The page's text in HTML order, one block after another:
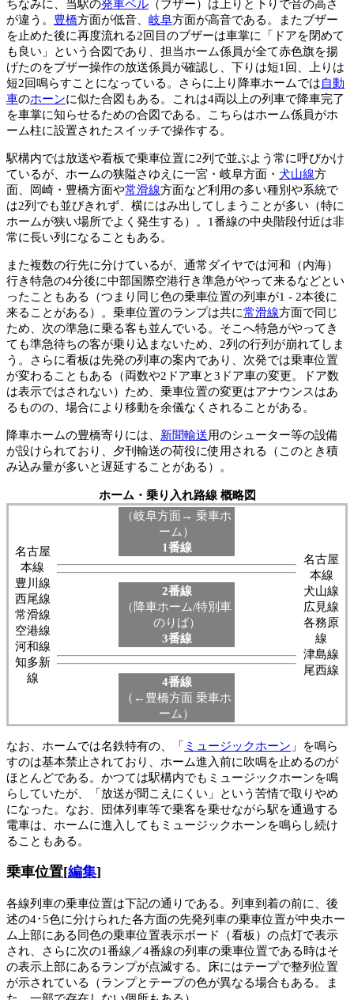
ちなみに、当駅の発車ベル （ブザー）は上りと下りで音の高さ
が違う。 豊橋方面が低音、 岐阜方面が高音である。またブザー
を止めた後に再度流れる2回目のブザーは車掌に「ドアを閉めて
も良い」という合図であり、担当ホーム係員が全て赤色旗を揚
げたのをブザー操作の放送係員が確認し、下りは短1回、上りは
短2回鳴らすことになっている。さらに上り降車ホームでは自動
車のホーンに似た合図もある。これは4両以上の列車で降車完了
を車掌に知らせるための合図である。こちらはホーム係員がホ
ーム柱に設置されたスイッチで操作する。
駅構内では放送や看板で乗車位置に2列で並ぶよう常に呼びかけ
ているが、ホームの狭隘さゆえに一宮・岐阜方面・ 犬山線方
面、岡崎・豊橋方面や常滑線方面など利用の多い種別や系統で
は2列でも並びきれず、横にはみ出してしまうことが多い（特に
ホームが狭い場所でよく発生する）。1番線の中央階段付近は非
常に長い列になることもある。
また複数の行先に分けているが、通常ダイヤでは河和（内海）
行き特急の4分後に中部国際空港行き準急がやって来るなどとい
ったこともある（つまり同じ色の乗車位置の列車が1 - 2本後に
来ることがある）。乗車位置のランプは共に常滑線方面で同じ
ため、次の準急に乗る客も並んでいる。そこへ特急がやってき
ても準急待ちの客が乗り込まないため、2列の行列が崩れてしま
う。さらに看板は先発の列車の案内であり、次発では乗車位置
が変わることもある（両数や2ドア車と3ドア車の変更。ドア数
は表示ではされない）ため、乗車位置の変更はアナウンスはあ
るものの、場合により移動を余儀なくされることがある。
降車ホームの豊橋寄りには、 新聞輸送用のシューター等の設備
が設けられており、夕刊輸送の荷役に使用される（このとき積
み込み量が多いと遅延することがある）。
ホーム・乗り入れ路線 概略図
名古屋
本線
豊川線
西尾線
常滑線
空港線
河和線
知多新
線
（岐阜方面→ 乗車ホ
ーム）
1番線
名古屋
本線
犬山線
広見線
各務原
線
津島線
尾西線
2番線
（降車ホーム/特別車
のりば）
3番線
4番線
（←豊橋方面 乗車ホ
ーム）
なお、ホームでは名鉄特有の、「 ミュージックホーン 」を鳴ら
すのは基本禁止されており、ホーム進入前に吹鳴を止めるのが
ほとんどである。かつては駅構内でもミュージックホーンを鳴
らしていたが、「放送が聞こえにくい」という苦情で取りやめ
になった。なお、団体列車等で乗客を乗せながら駅を通過する
電車は、ホームに進入してもミュージックホーンを鳴らし続け
ることもある。
乗車位置[編集]
各線列車の乗車位置は下記の通りである。列車到着の前に、後
述の4･5色に分けられた各方面の先発列車の乗車位置が中央ホー
ム上部にある同色の乗車位置表示ボード（看板）の点灯で表示
され、さらに次の1番線／4番線の列車の乗車位置である時はそ
の表示上部にあるランプが点滅する。床にはテープで整列位置
が示されている（ランプとテープの色が異なる場合もある。ま